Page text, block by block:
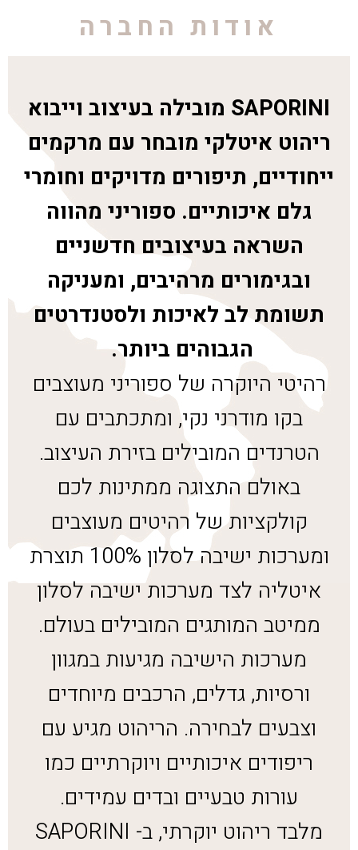
אודות החברה
SAPORINI מובילה בעיצוב וייבוא
ריהוט איטלקי מובחר עם מרקמים
ייחודיים, תיפורים מדויקים וחומרי
גלם איכותיים. ספוריני מהווה
השראה בעיצובים חדשניים
ובגימורים מרהיבים, ומעניקה
תשומת לב לאיכות ולסטנדרטים
הגבוהים ביותר.
רהיטי היוקרה של ספוריני מעוצבים
בקו מודרני נקי, ומתכתבים עם
הטרנדים המובילים בזירת העיצוב.
באולם התצוגה ממתינות לכם
קולקציות של רהיטים מעוצבים
ומערכות ישיבה לסלון 100% תוצרת
איטליה לצד מערכות ישיבה לסלון
ממיטב המותגים המובילים בעולם.
מערכות הישיבה מגיעות במגוון
ורסיות, גדלים, הרכבים מיוחדים
וצבעים לבחירה. הריהוט מגיע עם
ריפודים איכותיים ויוקרתיים כמו
עורות טבעיים ובדים עמידים.
מלבד ריהוט יוקרתי, ב- SAPORINI